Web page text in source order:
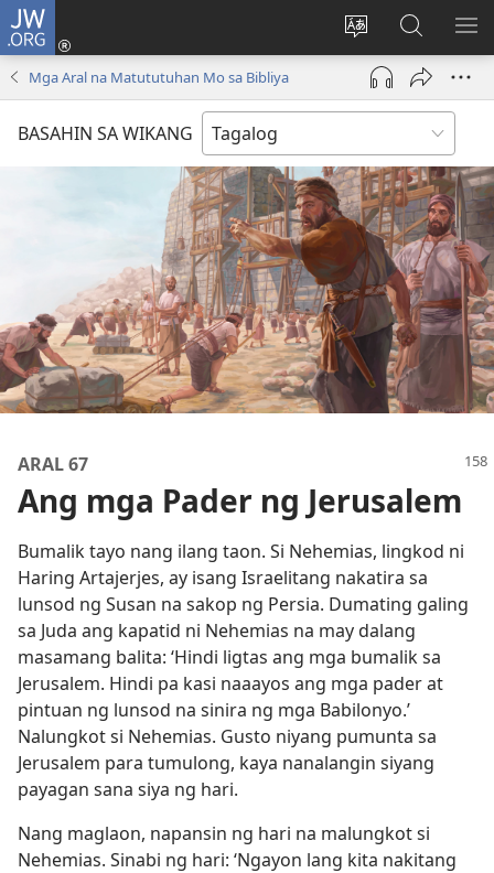
JW.ORG
Baguhin
ang
wika
ng
Mag-
log
bubukas
bagong
window)
sa
JW.ORG
Mga Aral na Matututuhan Mo sa Bibliya
BASAHIN SA WIKANG
ARAL 67
Ang mga Pader ng Jerusalem
Bumalik tayo nang ilang taon. Si Nehemias, lingkod ni
Haring Artajerjes, ay isang Israelitang nakatira sa
lunsod ng Susan na sakop ng Persia. Dumating galing
sa Juda ang kapatid ni Nehemias na may dalang
masamang balita: ‘Hindi ligtas ang mga bumalik sa
Jerusalem. Hindi pa kasi naaayos ang mga pader at
pintuan ng lunsod na sinira ng mga Babilonyo.’
Nalungkot si Nehemias. Gusto niyang pumunta sa
Jerusalem para tumulong, kaya nanalangin siyang
payagan sana siya ng hari.
Nang maglaon, napansin ng hari na malungkot si
Nehemias. Sinabi ng hari: ‘Ngayon lang kita nakitang